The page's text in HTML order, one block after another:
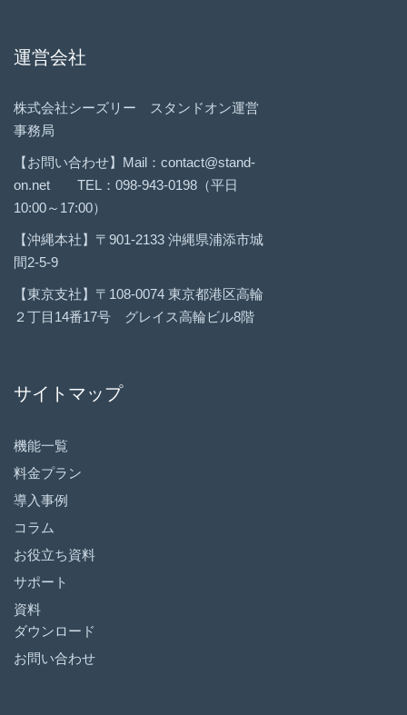
運営会社
株式会社シーズリー スタンドオン運営
事務局
【お問い合わせ】Mail：contact@stand-
on.net TEL：098-943-0198（平日
10:00～17:00）
【沖縄本社】〒901-2133 沖縄県浦添市城
間2-5-9
【東京支社】〒108-0074 東京都港区高輪
２丁目14番17号 グレイス高輪ビル8階
サイトマップ
機能一覧
料金プラン
導入事例
コラム
お役立ち資料
サポート
資料
ダウンロード
お問い合わせ